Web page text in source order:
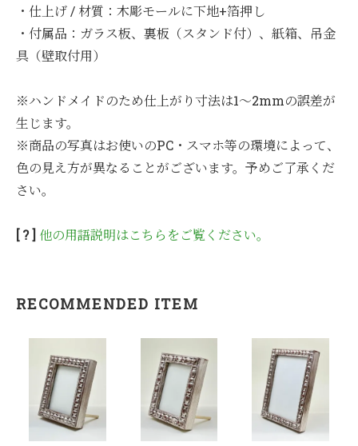
・仕上げ / 材質：木彫モールに下地+箔押し
・付属品：ガラス板、裏板（スタンド付）、紙箱、吊金
具（壁取付用）
※ハンドメイドのため仕上がり寸法は1～2mmの誤差が
生じます。
※商品の写真はお使いのPC・スマホ等の環境によって、
色の見え方が異なることがございます。予めご了承くだ
さい。
[ ? ] 他の用語説明はこちらをご覧ください。
RECOMMENDED ITEM